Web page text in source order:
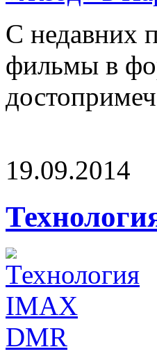
С недавних
фильмы в
19.09.2014